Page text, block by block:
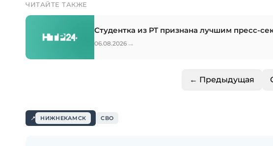
ЧИТАЙТЕ ТАКЖЕ
Студентка из РТ признана лучшим пресс-
06.08.2026 →
← Предыдущая
НИЖНЕКАМСК СВО